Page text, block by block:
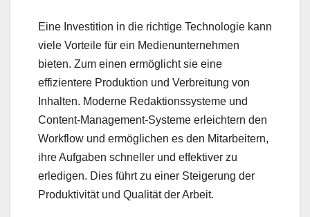
Eine Investition in die richtige Technologie kann
viele Vorteile für ein Medienunternehmen
bieten. Zum einen ermöglicht sie eine
effizientere Produktion und Verbreitung von
Inhalten. Moderne Redaktionssysteme und
Content-Management-Systeme erleichtern den
Workflow und ermöglichen es den Mitarbeitern,
ihre Aufgaben schneller und effektiver zu
erledigen. Dies führt zu einer Steigerung der
Produktivität und Qualität der Arbeit.